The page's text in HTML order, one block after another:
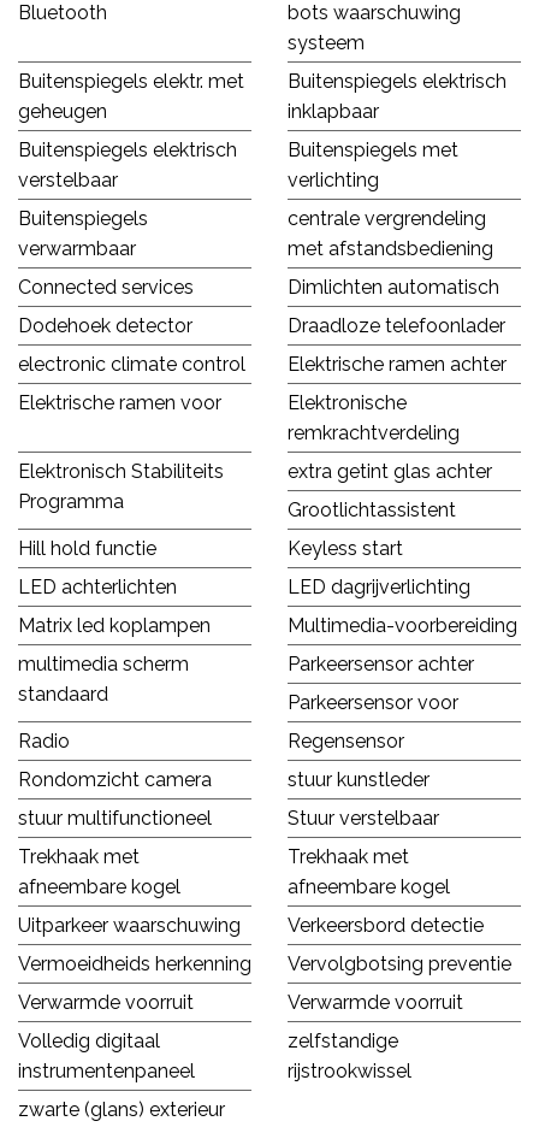
Bluetooth
bots waarschuwing
systeem
Buitenspiegels elektr. met
geheugen
Buitenspiegels elektrisch
inklapbaar
Buitenspiegels elektrisch
verstelbaar
Buitenspiegels met
verlichting
Buitenspiegels
verwarmbaar
centrale vergrendeling
met afstandsbediening
Connected services
Dimlichten automatisch
Dodehoek detector
Draadloze telefoonlader
electronic climate control
Elektrische ramen achter
Elektrische ramen voor
Elektronische
remkrachtverdeling
Elektronisch Stabiliteits
Programma
extra getint glas achter
Grootlichtassistent
Hill hold functie
Keyless start
LED achterlichten
LED dagrijverlichting
Matrix led koplampen
Multimedia-voorbereiding
multimedia scherm
standaard
Parkeersensor achter
Parkeersensor voor
Radio
Regensensor
Rondomzicht camera
stuur kunstleder
stuur multifunctioneel
Stuur verstelbaar
Trekhaak met
afneembare kogel
Trekhaak met
afneembare kogel
Uitparkeer waarschuwing
Verkeersbord detectie
Vermoeidheids herkenning
Vervolgbotsing preventie
Verwarmde voorruit
Verwarmde voorruit
Volledig digitaal
instrumentenpaneel
zelfstandige
rijstrookwissel
zwarte (glans) exterieur